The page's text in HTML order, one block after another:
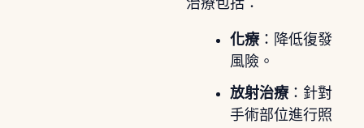
治療包括：
化療：降低復發
風險。
放射治療：針對
手術部位進行照